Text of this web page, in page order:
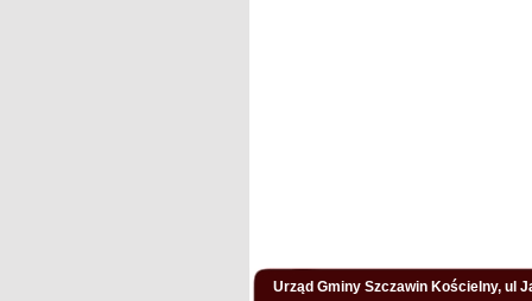
Urząd Gminy Szczawin Kościelny, ul